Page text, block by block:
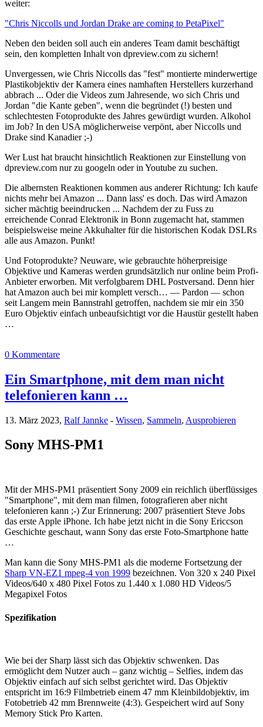
weiter:
"Chris Niccolls und Jordan Drake are coming to PetaPixel"
Neben den beiden soll auch ein anderes Team damit beschäftigt
sein, den kompletten Inhalt von dpreview.com zu sichern!
Unvergessen, wie Chris Niccolls das "fest" montierte minderwertige
Plastikobjektiv der Kamera eines namhaften Herstellers kurzerhand
abbrach ... Oder die Videos zum Jahresende, wo sich Chris und
Jordan "die Kante geben", wenn die begründet (!) besten und
schlechtesten Fotoprodukte des Jahres gewürdigt wurden. Alkohol
im Job? In den USA möglicherweise verpönt, aber Niccolls und
Drake sind Kanadier ;-)
Wer Lust hat braucht hinsichtlich Reaktionen zur Einstellung von
dpreview.com nur zu googeln oder in Youtube zu suchen.
Die albernsten Reaktionen kommen aus anderer Richtung: Ich kaufe
nichts mehr bei Amazon ... Dann lass' es doch. Das wird Amazon
sicher mächtig beeindrucken ... Nachdem der zu Fuss zu
erreichende Conrad Elektronik in Bonn zugemacht hat, stammen
beispielsweise meine Akkuhalter für die historischen Kodak DSLRs
alle aus Amazon. Punkt!
Und Fotoprodukte? Neuware, wie gebrauchte höherpreisige
Objektive und Kameras werden grundsätzlich nur online beim Profi-
Anbieter erworben. Mit verfolgbarem DHL Postversand. Denn hier
hat Amazon auch bei mir komplett versch… — Pardon — schon
seit Langem mein Bannstrahl getroffen, nachdem sie mir ein 350
Euro Objektiv einfach unbeaufsichtigt vor die Haustür gestellt haben
…
0 Kommentare
Ein Smartphone, mit dem man nicht
telefonieren kann …
13. März 2023, Ralf Jannke - Wissen, Sammeln, Ausprobieren
Sony MHS-PM1
Mit der MHS-PM1 präsentiert Sony 2009 ein reichlich überflüssiges
"Smartphone", mit dem man filmen, fotografieren aber nicht
telefonieren kann ;-) Zur Erinnerung: 2007 präsentiert Steve Jobs
das erste Apple iPhone. Ich habe jetzt nicht in die Sony Ericcson
Geschichte geschaut, wann Sony das erste Foto-Smartphone hatte
…
Man kann die Sony MHS-PM1 als die moderne Fortsetzung der
Sharp VN-EZ1 mpeg-4 von 1999 bezeichnen. Von 320 x 240 Pixel
Videos/640 x 480 Pixel Fotos zu 1.440 x 1.080 HD Videos/5
Megapixel Fotos
Spezifikation
Wie bei der Sharp lässt sich das Objektiv schwenken. Das
ermöglicht dem Nutzer auch – ganz wichtig – Selfies, indem das
Objektiv einfach auf sich selbst gerichtet wird. Das Objektiv
entspricht im 16:9 Filmbetrieb einem 47 mm Kleinbildobjektiv, im
Fotobetrieb 42 mm Brennweite (4:3). Gespeichert wird auf Sony
Memory Stick Pro Karten.